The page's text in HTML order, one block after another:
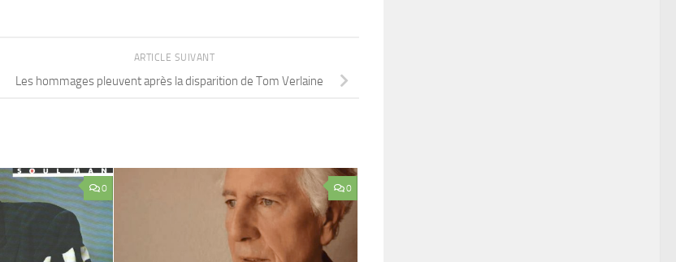
ARTICLE SUIVANT
Les hommages pleuvent après la disparition de Tom Verlaine
0 0